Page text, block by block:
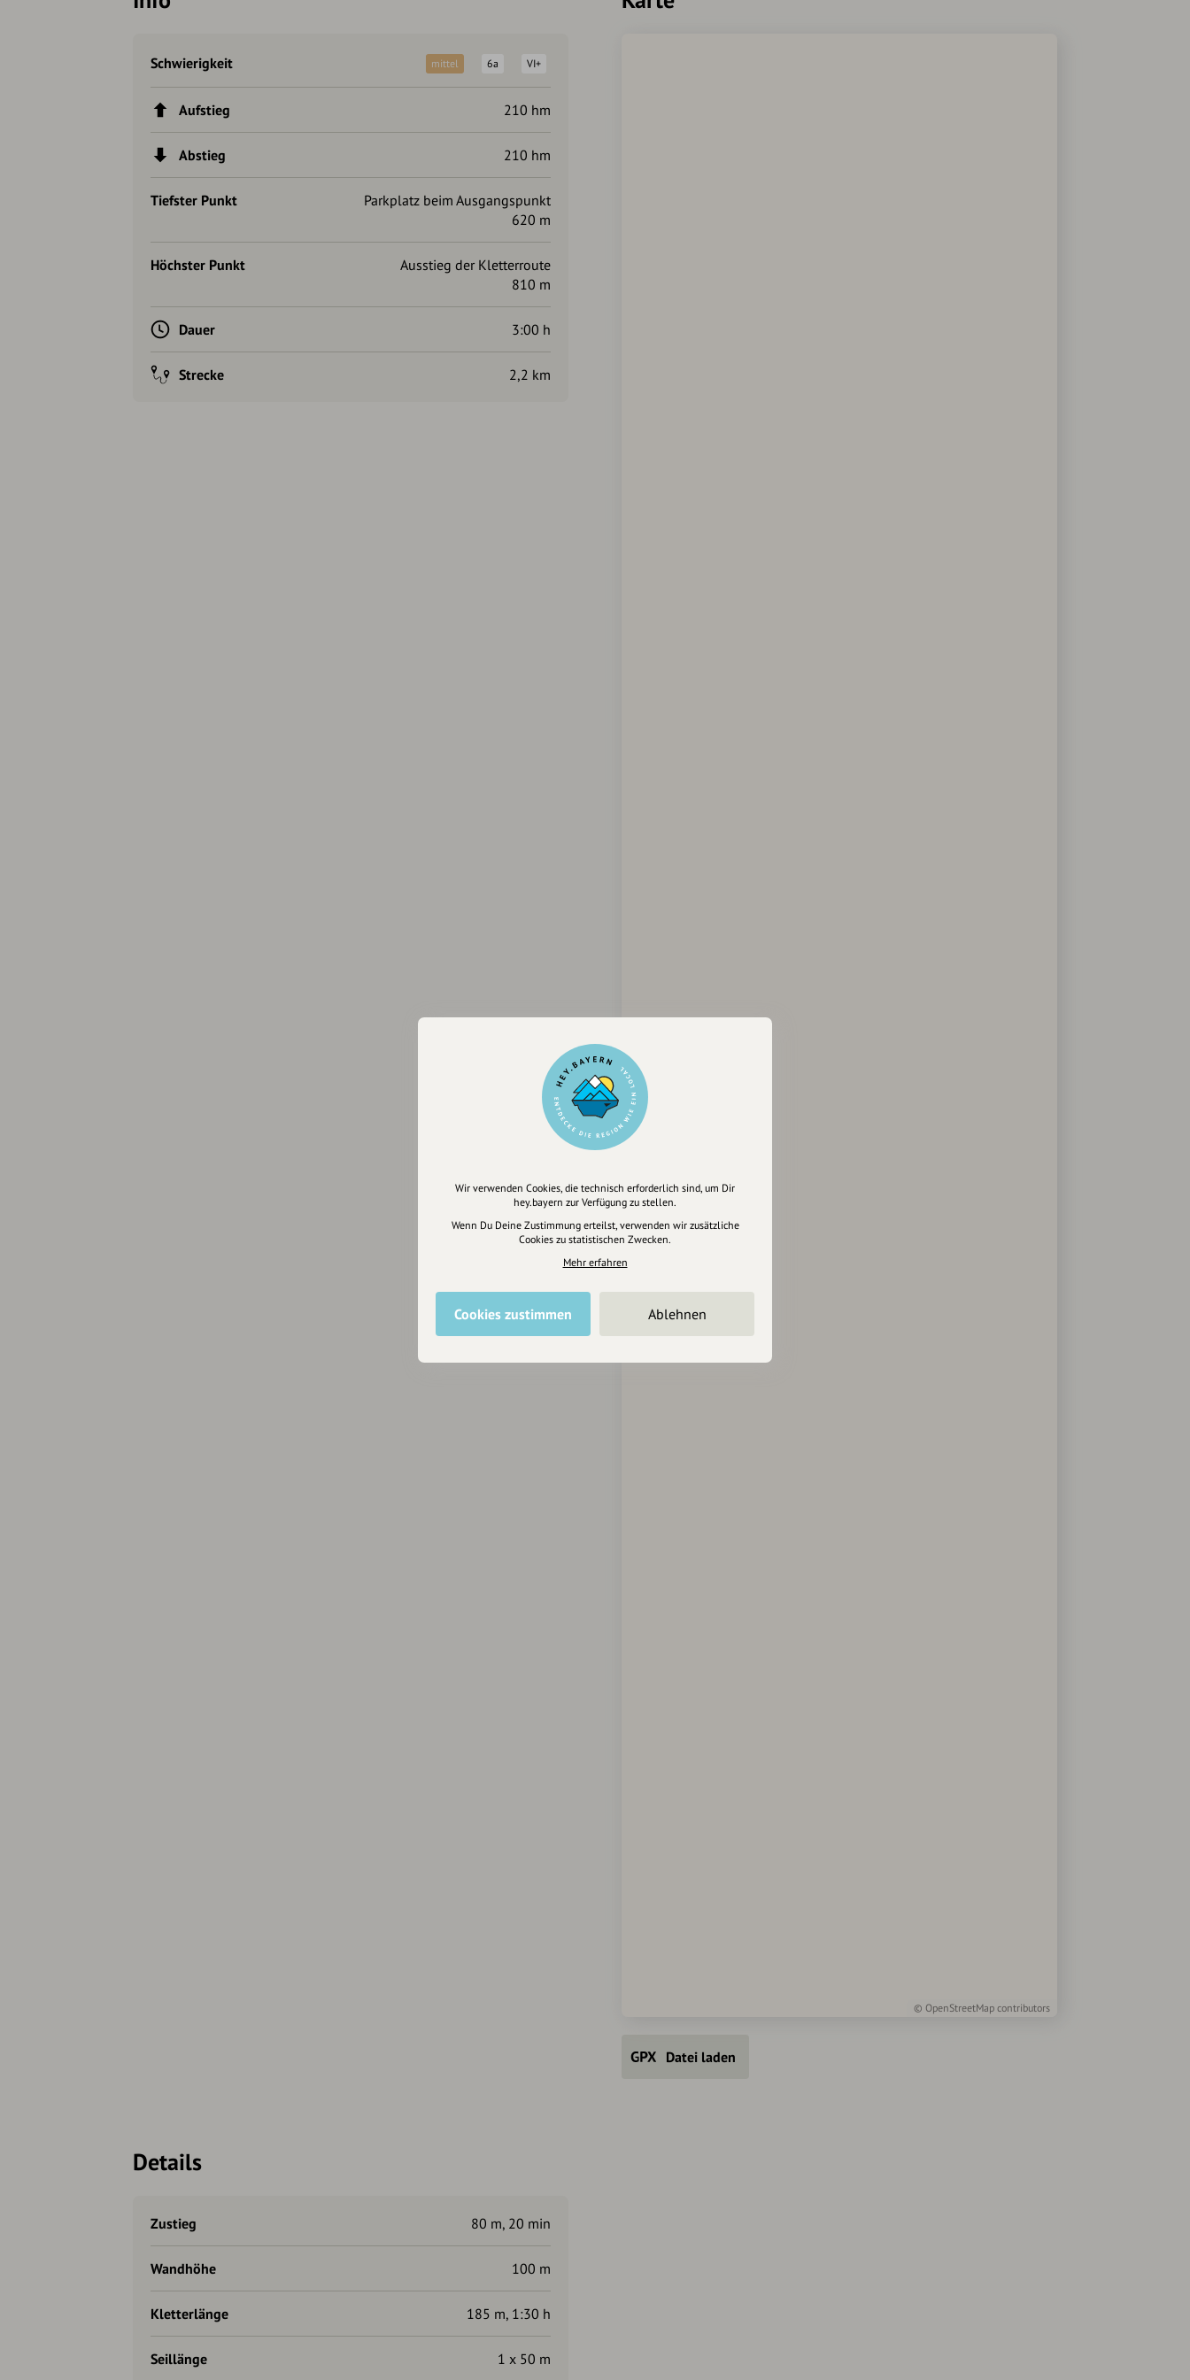
Schwierigkeit VI+
6a
mittel
Aufstieg 210 hm
Abstieg 210 hm
Tiefster Punkt
Parkplatz beim Ausgangspunkt
620 m
Höchster Punkt
Ausstieg der Kletterroute
810 m
Dauer 3:00 h
Strecke 2,2 km
© OpenStreetMap contributors
Datei laden
Details
Zustieg 80 m, 20 min
Wandhöhe 100 m
Kletterlänge 185 m, 1:30 h
Seillänge 1 x 50 m
Wir verwenden Cookies, die technisch erforderlich sind, um Dir
hey.bayern zur Verfügung zu stellen.
Wenn Du Deine Zustimmung erteilst, verwenden wir zusätzliche
Cookies zu statistischen Zwecken.
Mehr erfahren
Cookies zustimmen Ablehnen